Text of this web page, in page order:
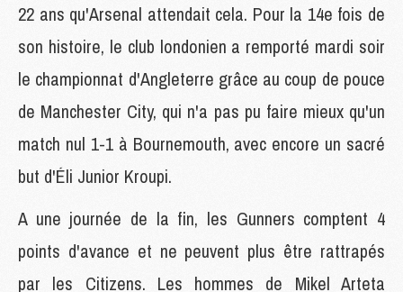
22 ans qu'Arsenal attendait cela. Pour la 14e fois de
son histoire, le club londonien a remporté mardi soir
le championnat d'Angleterre grâce au coup de pouce
de Manchester City, qui n'a pas pu faire mieux qu'un
match nul 1-1 à Bournemouth, avec encore un sacré
but d'Éli Junior Kroupi.
A une journée de la fin, les Gunners comptent 4
points d'avance et ne peuvent plus être rattrapés
par les Citizens. Les hommes de Mikel Arteta